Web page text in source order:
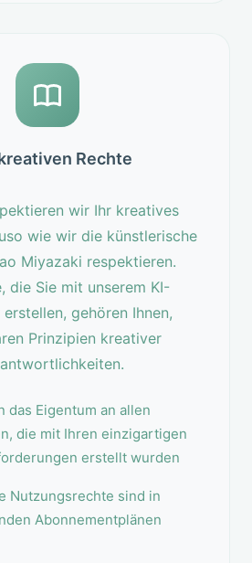
Rechte
wir Ihr kreatives
wie wir die künstlerische
Miyazaki respektieren.
die Sie mit unserem KI-
gehören Ihnen,
Prinzipien kreativer
das Eigentum an allen
die mit Ihren einzigartigen
erstellt wurden
Nutzungsrechte sind in
Abonnementplänen